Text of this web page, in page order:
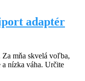
adaptér
mňa skvelá voľba,
a nízka váha. Určite